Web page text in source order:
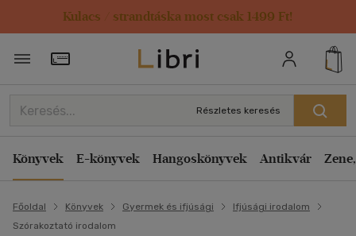
Kulacs / strandtáska most csak 1499 Ft!
Törzsvásárlói Kártya adatai
Részletes keresés
Könyvek E-könyvek Hangoskönyvek Antikvár
Főoldal Könyvek Gyermek és ifjúsági
Ifjúsági irodalom
Szórakoztató irodalom